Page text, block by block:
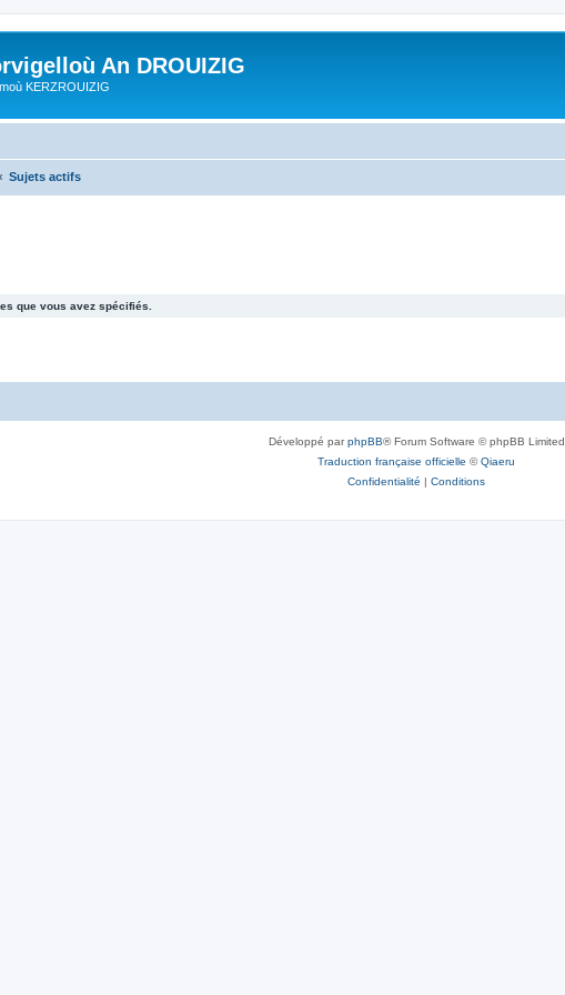
An DROUIZIG
KERZROUIZIG
Sujets actifs
que vous avez spécifiés.
Développé parphpBB® Forum Software © phpBB Limited
Traduction française officielle ©Qiaeru
Confidentialité | Conditions